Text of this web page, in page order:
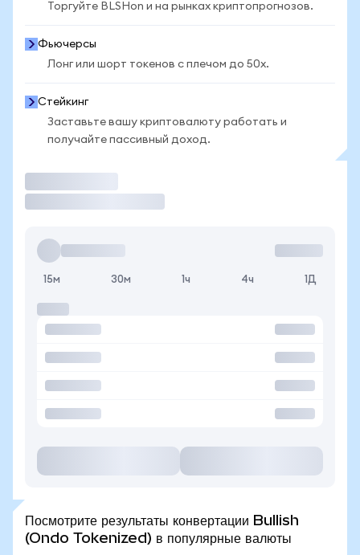
Торгуйте BLSHon и на рынках криптопрогнозов.
Фьючерсы
Лонг или шорт токенов с плечом до 50x.
Стейкинг
Заставьте вашу криптовалюту работать и
получайте пассивный доход.
15м 30м 1ч 4ч 1Д
Посмотрите результаты конвертации Bullish
(Ondo Tokenized) в популярные валюты